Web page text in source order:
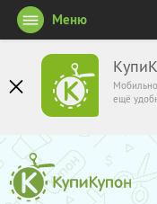
ещё
Меню